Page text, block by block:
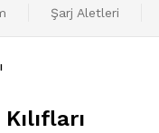
Şarj Aletleri